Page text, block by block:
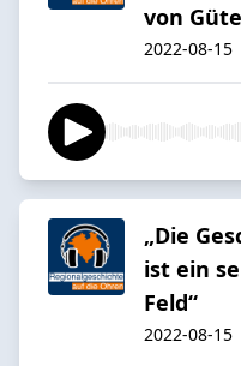
von
2022-08-15
„Die
ist ein
Feld“
2022-08-15